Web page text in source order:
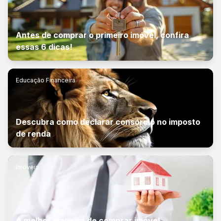
Antes de comprar o primeiro imóvel, confira
essas 6 dicas!
Educação Financeira
Descubra como declarar consórcio no imposto
de renda
Imóveis